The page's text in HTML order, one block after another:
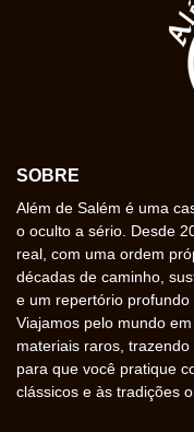
SOBRE
Além de Salém é uma
o oculto a sério. Desde
real, com uma ordem
décadas de caminho,
e um repertório profundo
Viajamos pelo mundo
materiais raros,
para que você pratique
clássicos e às tradições